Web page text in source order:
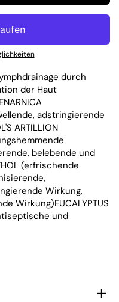
durch
der Haut
ARNICA
adstringierende
ARTILLION
belebende und
(erfrischende
Wirkung,
Wirkung)EUCALYPTUS
und